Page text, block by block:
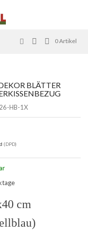
0Artikel
BLÄTTER
HB-1X
(DPD)
cm